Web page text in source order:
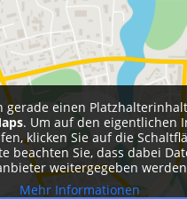
gerade einen
. Um auf den eigentlichen
klicken Sie auf die
beachten Sie, dass dabei
weitergegeben
Mehr Informationen